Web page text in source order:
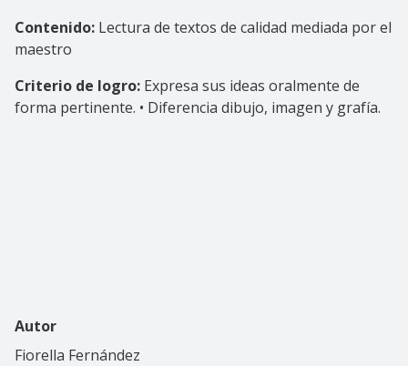
Contenido: Lectura de textos de calidad mediada por el
maestro
Criterio de logro: Expresa sus ideas oralmente de
forma pertinente. • Diferencia dibujo, imagen y grafía.
Autor
Fiorella Fernández